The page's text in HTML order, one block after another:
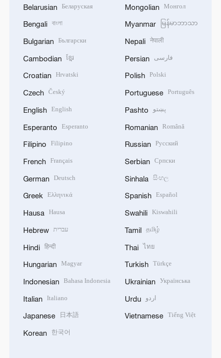
Belarusian Беларуская
Bengali বাংলা
Bulgarian Български
Cambodian ខ្មែរ
Croatian Hrvatski
Czech Český
English English
Esperanto Esperanto
Filipino Filipino
French Français
German Deutsch
Greek Ελληνικά
Hausa Hausa
Hebrew עברית
Hindi हिन्दी
Hungarian Magyar
Indonesian Bahasa Indonesia
Italian Italiano
Japanese 日本語
Korean 한국어
Mongolian Монгол
Myanmar မြန်မာဘာသာ
Nepali नेपाली
Persian فارسی
Polish Polski
Portuguese Português
Pashto پښتو
Romanian Română
Russian Русский
Serbian Српски
Sinhala සිංහල
Spanish Español
Swahili Kiswahili
Tamil தமிழ்
Thai ไทย
Turkish Türkçe
Ukrainian Українська
Urdu اردو
Vietnamese Tiếng Việt